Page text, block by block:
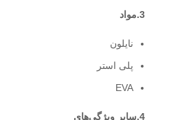
3.مواد
نایلون
پلی استر
EVA
4.سایر ویژگی‌های